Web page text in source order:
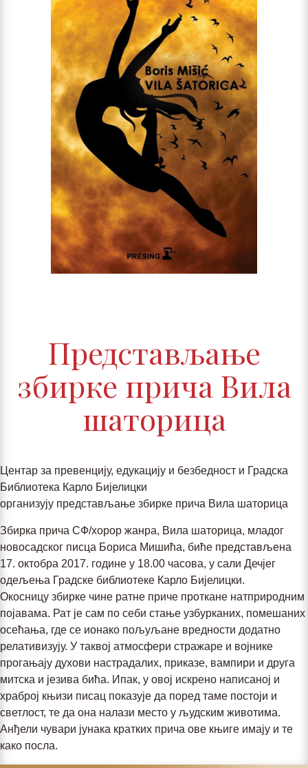
Представљање
збирке прича Вила
шаторица
Центар за превенцију, едукацију и безбедност и Градска
Библиотека Карло Бијелицки
организују представљање збирке прича Вила шаторица
Збирка прича СФ/хорор жанра, Вила шаторица, младог
новосадског писца Бориса Мишића, биће представљена
17. октобра 2017. године у 18.00 часова, у сали Дечјег
одељења Градске библиотеке Карло Бијелицки.
Окосницу збирке чине ратне приче проткане натприродним
појавама. Рат је сам по себи стање узбурканих, помешаних
осећања, где се ионако пољуљане вредности додатно
релативизују. У таквој атмосфери стражаре и војнике
прогањају духови настрадалих, приказе, вампири и друга
митска и језива бића. Ипак, у овој искрено написаној и
храброј књизи писац показује да поред таме постоји и
светлост, те да она налази место у људским животима.
Анђели чувари јунака кратких прича ове књиге имају и те
како посла.